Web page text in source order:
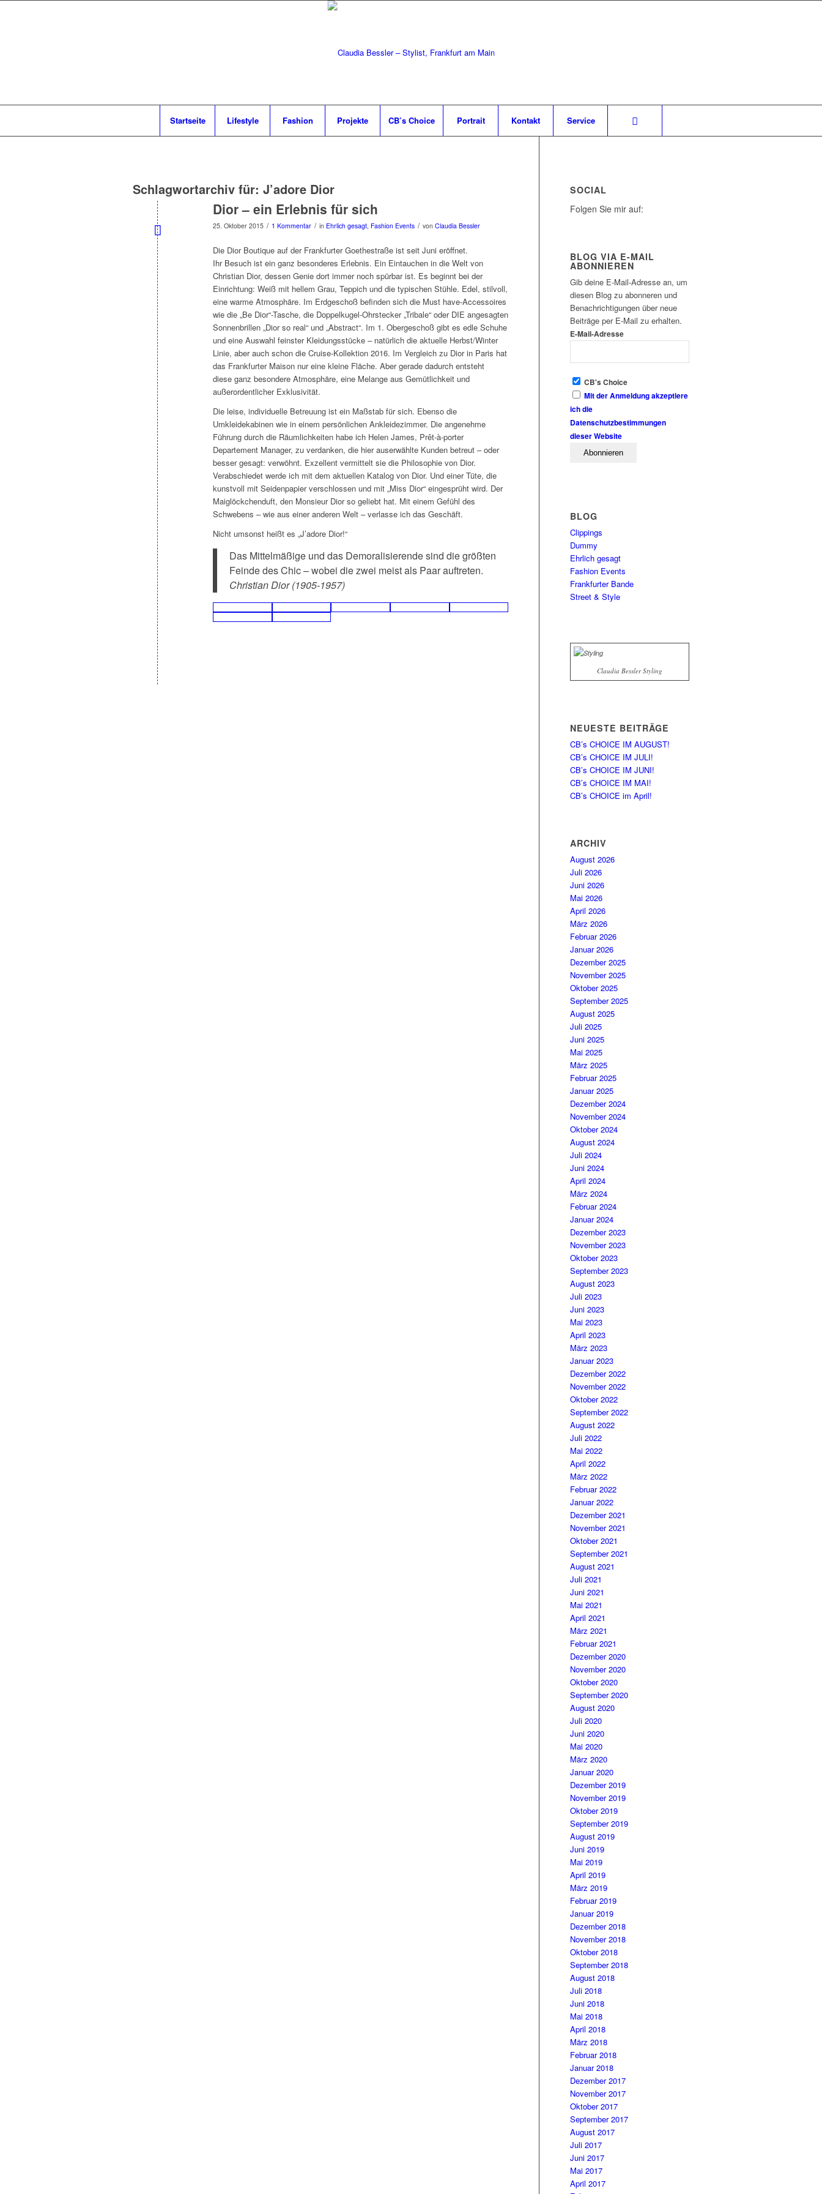
Startseite Lifestyle Fashion Projekte CB’s Choice Portrait Kontakt Service
Schlagwortarchiv für: J’adore Dior
Dior – ein Erlebnis für sich
25. Oktober 2015 / 1 Kommentar / in Ehrlich gesagt, Fashion Events / von Claudia Bessler
Die Dior Boutique auf der Frankfurter Goethestraße ist seit Juni eröffnet.
Ihr Besuch ist ein ganz besonderes Erlebnis. Ein Eintauchen in die Welt von
Christian Dior, dessen Genie dort immer noch spürbar ist. Es beginnt bei der
Einrichtung: Weiß mit hellem Grau, Teppich und die typischen Stühle. Edel, stilvoll,
eine warme Atmosphäre. Im Erdgeschoß befinden sich die Must have-Accessoires
wie die „Be Dior“-Tasche, die Doppelkugel-Ohrstecker „Tribale“ oder DIE angesagten
Sonnenbrillen „Dior so real“ und „Abstract“. Im 1. Obergeschoß gibt es edle Schuhe
und eine Auswahl feinster Kleidungsstücke – natürlich die aktuelle Herbst/Winter
Linie, aber auch schon die Cruise-Kollektion 2016. Im Vergleich zu Dior in Paris hat
das Frankfurter Maison nur eine kleine Fläche. Aber gerade dadurch entsteht
diese ganz besondere Atmosphäre, eine Melange aus Gemütlichkeit und
außerordentlicher Exklusivität.
Die leise, individuelle Betreuung ist ein Maßstab für sich. Ebenso die
Umkleidekabinen wie in einem persönlichen Ankleidezimmer. Die angenehme
Führung durch die Räumlichkeiten habe ich Helen James, Prêt-à-porter
Departement Manager, zu verdanken, die hier auserwählte Kunden betreut – oder
besser gesagt: verwöhnt. Exzellent vermittelt sie die Philosophie von Dior.
Verabschiedet werde ich mit dem aktuellen Katalog von Dior. Und einer Tüte, die
kunstvoll mit Seidenpapier verschlossen und mit „Miss Dior“ eingesprüht wird. Der
Maiglöckchenduft, den Monsieur Dior so geliebt hat. Mit einem Gefühl des
Schwebens – wie aus einer anderen Welt – verlasse ich das Geschäft.
Nicht umsonst heißt es „J’adore Dior!“
Das Mittelmäßige und das Demoralisierende sind die größten
Feinde des Chic – wobei die zwei meist als Paar auftreten.
Christian Dior (1905-1957)
SOCIAL
Folgen Sie mir auf:
BLOG VIA E-MAIL
ABONNIEREN
Gib deine E-Mail-Adresse an, um
diesen Blog zu abonneren und
Benachrichtigungen über neue
Beiträge per E-Mail zu erhalten.
E-Mail-Adresse
CB's Choice
Mit der Anmeldung akzeptiere
ich die
Datenschutzbestimmungen
dieser Website
BLOG
Clippings
Dummy
Ehrlich gesagt
Fashion Events
Frankfurter Bande
Street & Style
Claudia Bessler Styling
NEUESTE BEITRÄGE
CB’s CHOICE IM AUGUST!
CB’s CHOICE IM JULI!
CB’s CHOICE IM JUNI!
CB’s CHOICE IM MAI!
CB’s CHOICE im April!
ARCHIV
August 2026
Juli 2026
Juni 2026
Mai 2026
April 2026
März 2026
Februar 2026
Januar 2026
Dezember 2025
November 2025
Oktober 2025
September 2025
August 2025
Juli 2025
Juni 2025
Mai 2025
März 2025
Februar 2025
Januar 2025
Dezember 2024
November 2024
Oktober 2024
August 2024
Juli 2024
Juni 2024
April 2024
März 2024
Februar 2024
Januar 2024
Dezember 2023
November 2023
Oktober 2023
September 2023
August 2023
Juli 2023
Juni 2023
Mai 2023
April 2023
März 2023
Januar 2023
Dezember 2022
November 2022
Oktober 2022
September 2022
August 2022
Juli 2022
Mai 2022
April 2022
März 2022
Februar 2022
Januar 2022
Dezember 2021
November 2021
Oktober 2021
September 2021
August 2021
Juli 2021
Juni 2021
Mai 2021
April 2021
März 2021
Februar 2021
Dezember 2020
November 2020
Oktober 2020
September 2020
August 2020
Juli 2020
Juni 2020
Mai 2020
März 2020
Januar 2020
Dezember 2019
November 2019
Oktober 2019
September 2019
August 2019
Juni 2019
Mai 2019
April 2019
März 2019
Februar 2019
Januar 2019
Dezember 2018
November 2018
Oktober 2018
September 2018
August 2018
Juli 2018
Juni 2018
Mai 2018
April 2018
März 2018
Februar 2018
Januar 2018
Dezember 2017
November 2017
Oktober 2017
September 2017
August 2017
Juli 2017
Juni 2017
Mai 2017
April 2017